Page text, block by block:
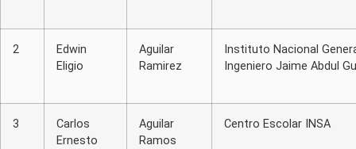
2
Edwin
Eligio
Aguilar
Ramirez
Instituto Nacional
Ingeniero Jaime Abdul
3
Carlos
Ernesto
Aguilar
Ramos
Centro Escolar INSA